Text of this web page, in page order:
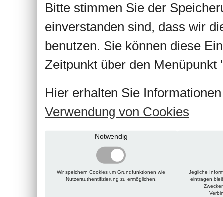
Bitte stimmen Sie der
einverstanden sind, dass wir
benutzen. Sie können diese
Zeitpunkt über den Menüpunkt
Hier erhalten Sie
Verwendung von Cookies
Notwendig
Wir speichern Cookies um Grundfunktionen wie
Nutzerauthentifizierung zu ermöglichen.
Jegliche
eintragen